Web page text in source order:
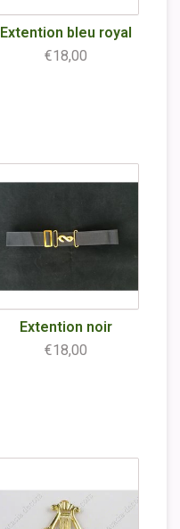
Extention bleu royal
€18,00
Extention noir
€18,00